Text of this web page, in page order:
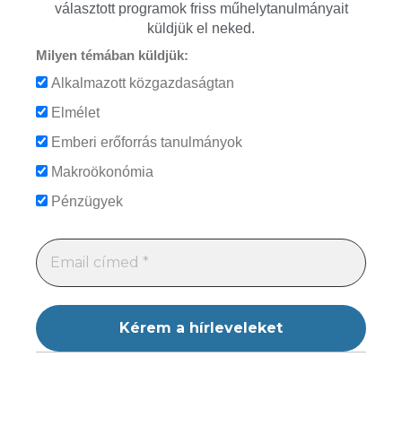
választott programok friss műhelytanulmányait
küldjük el neked.
Milyen témában küldjük:
Alkalmazott közgazdaságtan
Elmélet
Emberi erőforrás tanulmányok
Makroökonómia
Pénzügyek